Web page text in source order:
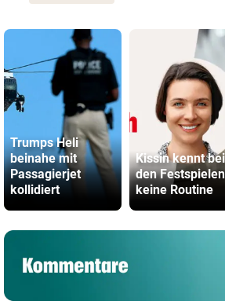
Trumps Heli
beinahe mit
Passagierjet
kollidiert
Kissin kennt bei
den Festspielen
keine Routine